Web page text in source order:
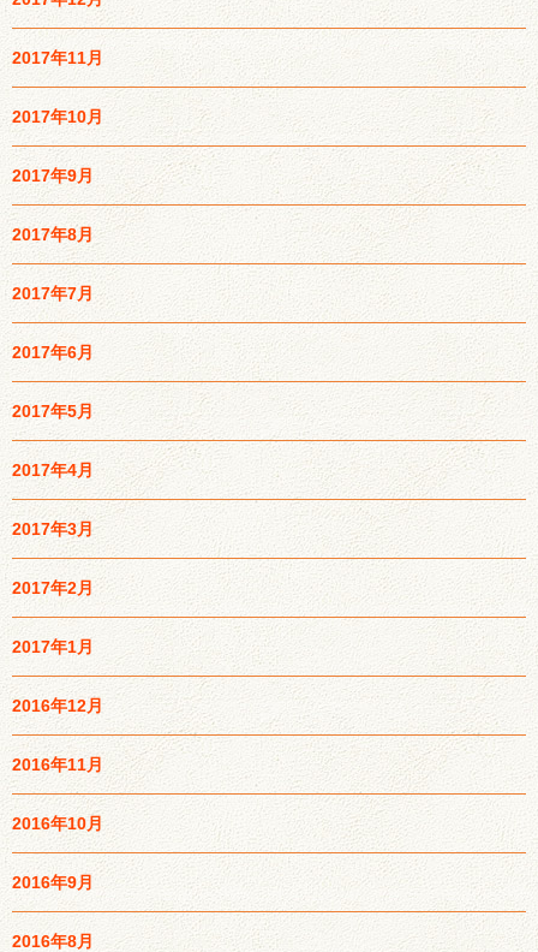
2017年11月
2017年10月
2017年9月
2017年8月
2017年7月
2017年6月
2017年5月
2017年4月
2017年3月
2017年2月
2017年1月
2016年12月
2016年11月
2016年10月
2016年9月
2016年8月